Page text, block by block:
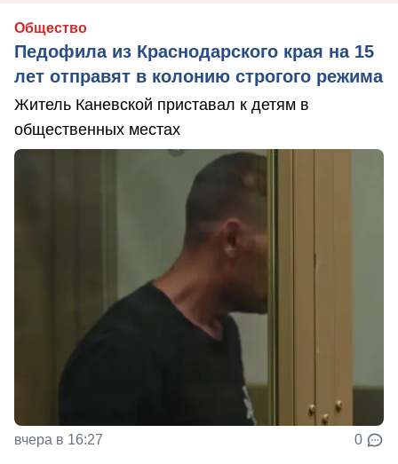
Общество
Педофила из Краснодарского края на 15
лет отправят в колонию строгого режима
Житель Каневской приставал к детям в
общественных местах
вчера в 16:27 0